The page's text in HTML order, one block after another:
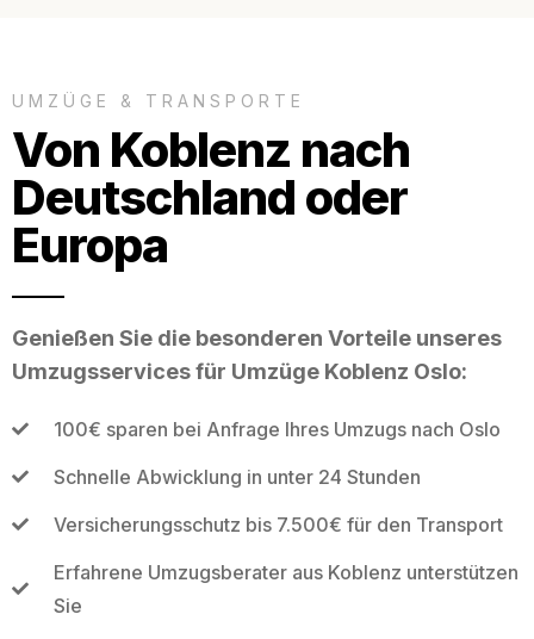
UMZÜGE & TRANSPORTE
Von Koblenz nach
Deutschland oder
Europa
Genießen Sie die besonderen Vorteile unseres
Umzugsservices für Umzüge Koblenz Oslo:
100€ sparen bei Anfrage Ihres Umzugs nach Oslo
Schnelle Abwicklung in unter 24 Stunden
Versicherungsschutz bis 7.500€ für den Transport
Erfahrene Umzugsberater aus Koblenz unterstützen
Sie